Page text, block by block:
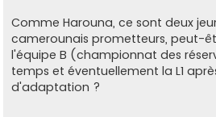
Comme Harouna, ce sont deux
camerounais prometteurs, peut-
l'équipe B (championnat des
temps et éventuellement la L1
d'adaptation ?